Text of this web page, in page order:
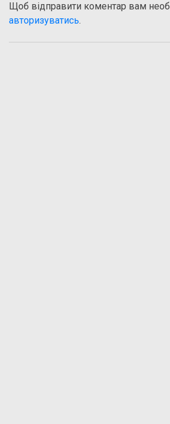
Щоб відправити коментар вам
авторизуватись.